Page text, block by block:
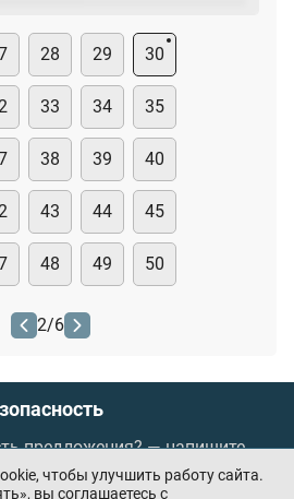
28 29 30
33 34 35
38 39 40
43 44 45
48 49 50
2/6
предложения? —напишите
чтобы улучшить работу сайта.
вы соглашаетесь с